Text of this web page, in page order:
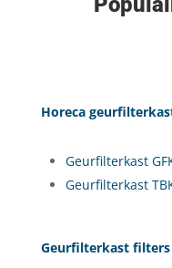
Horeca
Geurfilterkast
Geurfilterkast
Geurfilterkast filters